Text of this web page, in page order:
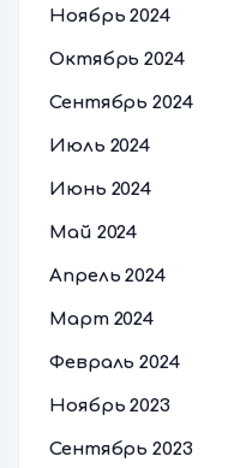
Ноябрь 2024
Октябрь 2024
Сентябрь 2024
Июль 2024
Июнь 2024
Май 2024
Апрель 2024
Март 2024
Февраль 2024
Ноябрь 2023
Сентябрь 2023